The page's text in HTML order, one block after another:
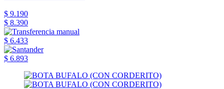
$ 9.190
$ 8.390
$ 6.433
$ 6.893